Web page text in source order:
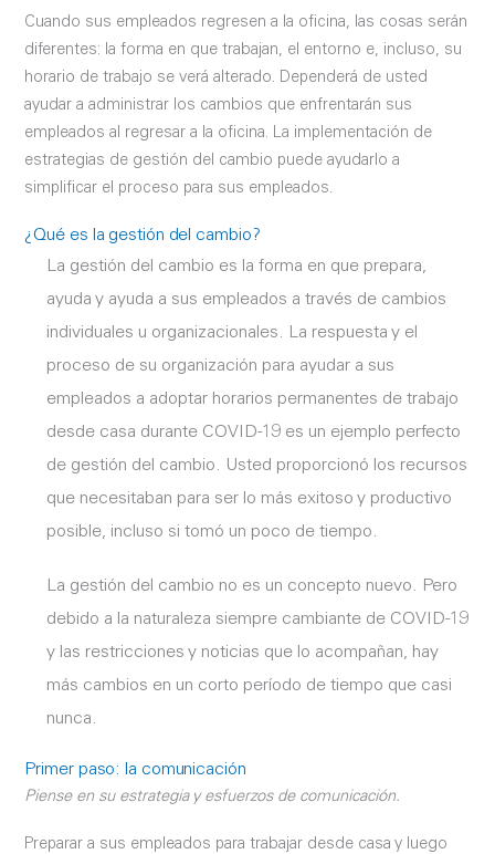
Cuando sus empleados regresen a la oficina, las cosas serán
diferentes: la forma en que trabajan, el entorno e, incluso, su
horario de trabajo se verá alterado. Dependerá de usted
ayudar a administrar los cambios que enfrentarán sus
empleados al regresar a la oficina. La implementación de
estrategias de gestión del cambio puede ayudarlo a
simplificar el proceso para sus empleados.
¿Qué es la gestión del cambio?
La gestión del cambio es la forma en que prepara,
ayuda y ayuda a sus empleados a través de cambios
individuales u organizacionales. La respuesta y el
proceso de su organización para ayudar a sus
empleados a adoptar horarios permanentes de trabajo
desde casa durante COVID-19 es un ejemplo perfecto
de gestión del cambio. Usted proporcionó los recursos
que necesitaban para ser lo más exitoso y productivo
posible, incluso si tomó un poco de tiempo.
La gestión del cambio no es un concepto nuevo. Pero
debido a la naturaleza siempre cambiante de COVID-19
y las restricciones y noticias que lo acompañan, hay
más cambios en un corto período de tiempo que casi
nunca.
Primer paso: la comunicación
Piense en su estrategia y esfuerzos de comunicación.
Preparar a sus empleados para trabajar desde casa y luego